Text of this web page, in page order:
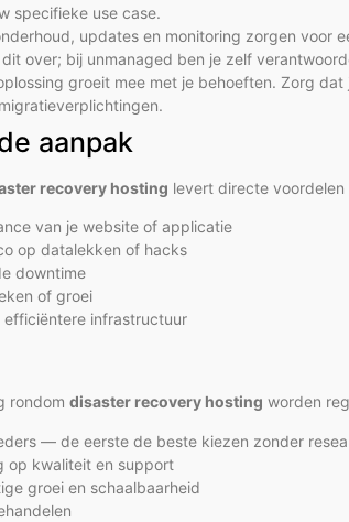
specifieke use case.
updates en monitoring zorgen voor
over; bij unmanaged ben je zelf
groeit mee met je behoeften. Zorg
aanpak
recovery hosting levert directe voordelen
van je website of applicatie
op datalekken of hacks
downtime
of groei
infrastructuur
rondom disaster recovery hosting worden
— de eerste de beste kiezen zonder
op kwaliteit en support
groei en schaalbaarheid